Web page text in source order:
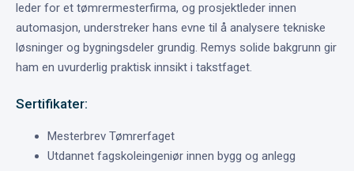
leder for et tømrermesterfirma, og prosjektleder innen
automasjon, understreker hans evne til å analysere tekniske
løsninger og bygningsdeler grundig. Remys solide bakgrunn gir
ham en uvurderlig praktisk innsikt i takstfaget.
Sertifikater:
Mesterbrev Tømrerfaget
Utdannet fagskoleingeniør innen bygg og anlegg